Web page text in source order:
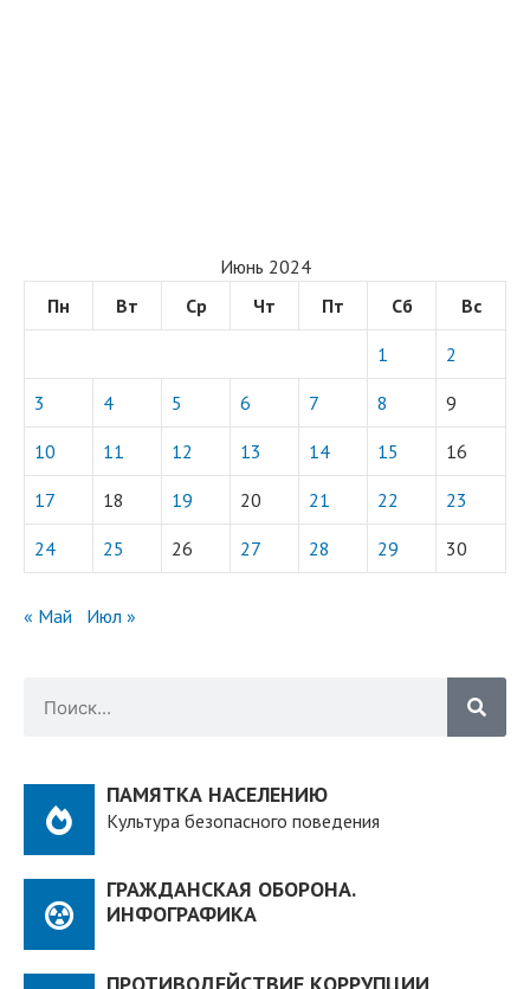
Июнь 2024
Пн
Вт Ср Чт Пт Сб Вс
1 2
3 4 5 6 7 8 9
10 11 12 13 14 15 16
17 18 19 20 21 22 23
24 25 26 27 28 29 30
« Май Июл »
ПАМЯТКА НАСЕЛЕНИЮ
Культура безопасного поведения
ГРАЖДАНСКАЯ ОБОРОНА.
ИНФОГРАФИКА